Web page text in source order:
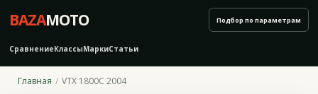
BAZAMOTO
СравнениеКлассыМаркиСтатьи
Подбор по параметрам
Главная VTX 1800C 2004